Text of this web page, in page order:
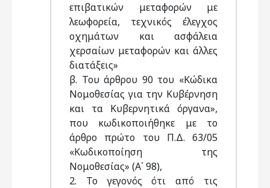
επιβατικών μεταφορών με
λεωφορεία, τεχνικός έλεγχος
οχημάτων και ασφάλεια
χερσαίων μεταφορών και άλλες
διατάξεις»
β. Του άρθρου 90 του «Κώδικα
Νομοθεσίας για την Κυβέρνηση
και τα Κυβερνητικά όργανα»,
που κωδικοποιήθηκε με το
άρθρο πρώτο του Π.Δ. 63/05
«Κωδικοποίηση της
Νομοθεσίας» (Α΄ 98),
2. Το γεγονός ότι από τις